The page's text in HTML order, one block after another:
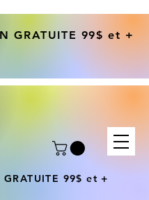
GRATUITE 99$ et +
GRATUITE 99$ et +